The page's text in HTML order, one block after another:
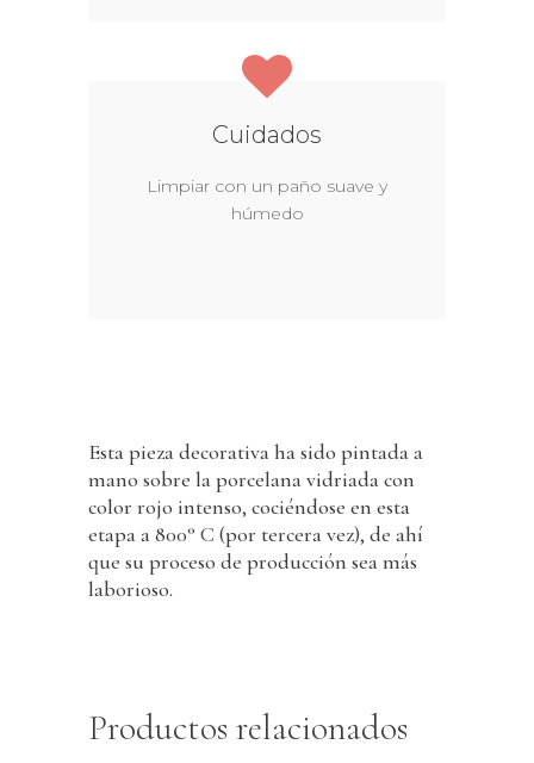
Cuidados
Limpiar con un paño suave y
húmedo
Esta pieza decorativa ha sido pintada a
mano sobre la porcelana vidriada con
color rojo intenso, cociéndose en esta
etapa a 800° C (por tercera vez), de ahí
que su proceso de producción sea más
laborioso.
Productos relacionados